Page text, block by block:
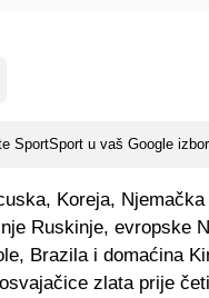
SportSport u vaš Google izbor
Koreja,
Ruskinje, evropske
Brazila i domaćina
zlata prije